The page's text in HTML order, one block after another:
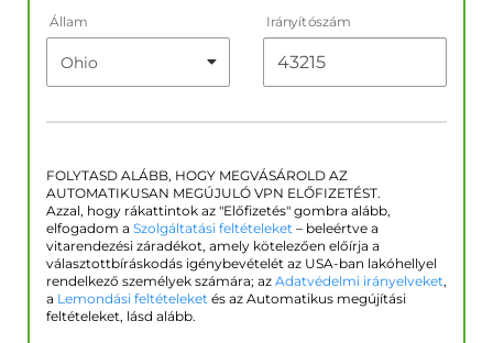
Állam Irányítószám
FOLYTASD ALÁBB, HOGY MEGVÁSÁROLD AZ
AUTOMATIKUSAN MEGÚJULÓ VPN ELŐFIZETÉST.
Azzal, hogy rákattintok az "Előfizetés" gombra alább,
elfogadom a Szolgáltatási feltételeket – beleértve a
vitarendezési záradékot, amely kötelezően előírja a
választottbíráskodás igénybevételét az USA-ban lakóhellyel
rendelkező személyek számára; az Adatvédelmi irányelveket,
a Lemondási feltételeket és az Automatikus megújítási
feltételeket, lásd alább.